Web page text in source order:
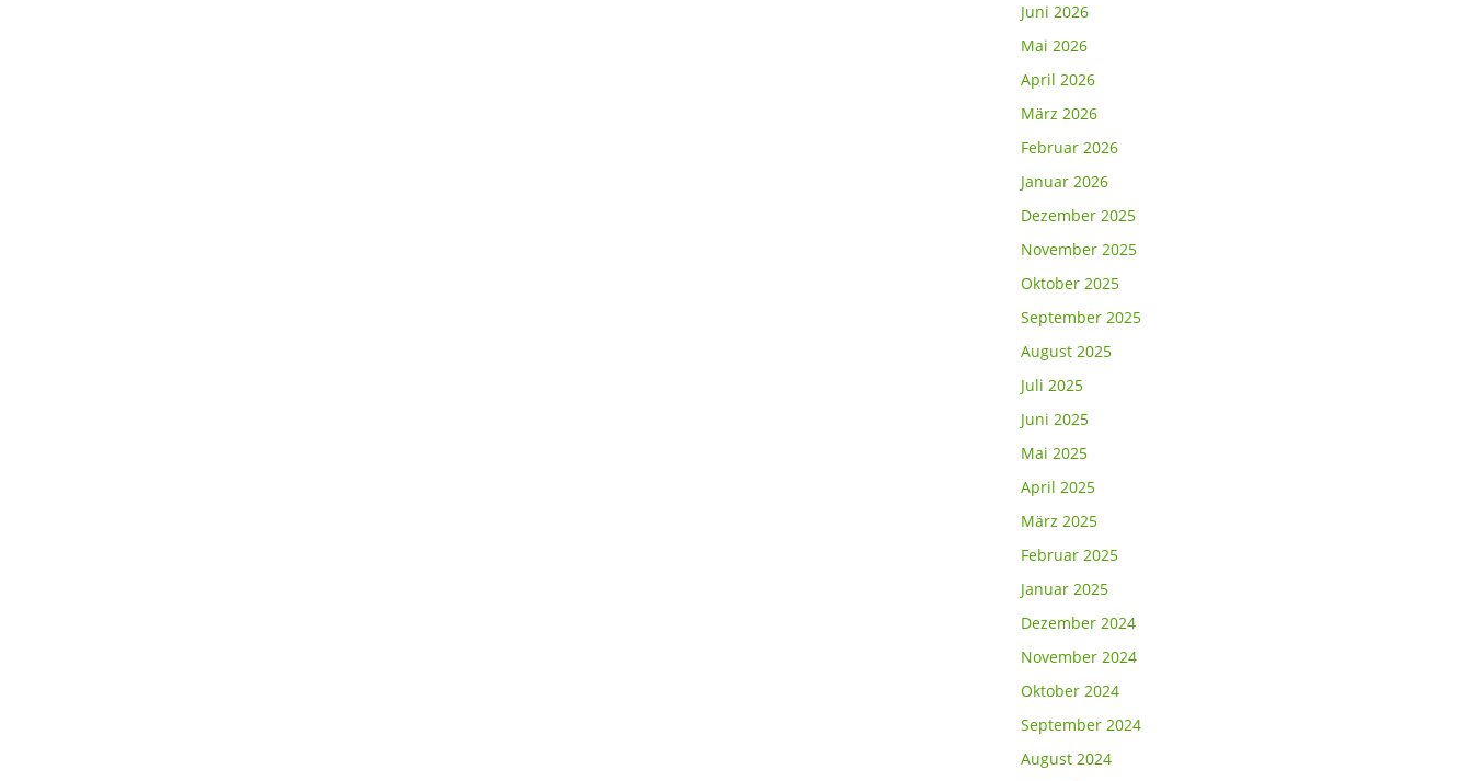
Juni 2026
Mai 2026
April 2026
März 2026
Februar 2026
Januar 2026
Dezember 2025
November 2025
Oktober 2025
September 2025
August 2025
Juli 2025
Juni 2025
Mai 2025
April 2025
März 2025
Februar 2025
Januar 2025
Dezember 2024
November 2024
Oktober 2024
September 2024
August 2024